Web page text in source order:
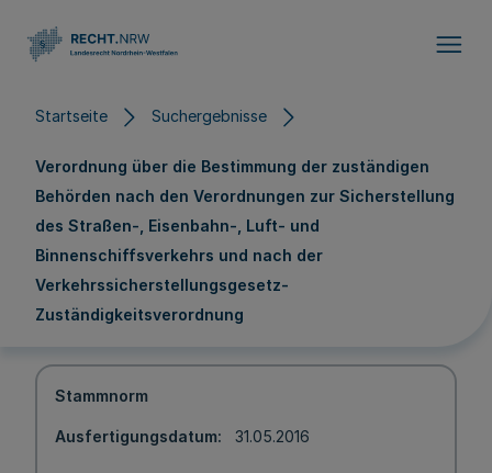
Startseite Suchergebnisse
Verordnung über die Bestimmung der zuständigen
Behörden nach den Verordnungen zur Sicherstellung
des Straßen-, Eisenbahn-, Luft- und
Binnenschiffsverkehrs und nach der
Verkehrssicherstellungsgesetz-
Zuständigkeitsverordnung
Stammnorm
Ausfertigungsdatum 31.05.2016